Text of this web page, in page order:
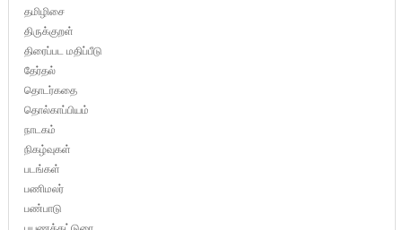
தமிழிசை
திருக்குறள்
திரைப்பட மதிப்பீடு
தேர்தல்
தொடர்கதை
தொல்காப்பியம்
நாடகம்
நிகழ்வுகள்
படங்கள்
பணிமலர்
பண்பாடு